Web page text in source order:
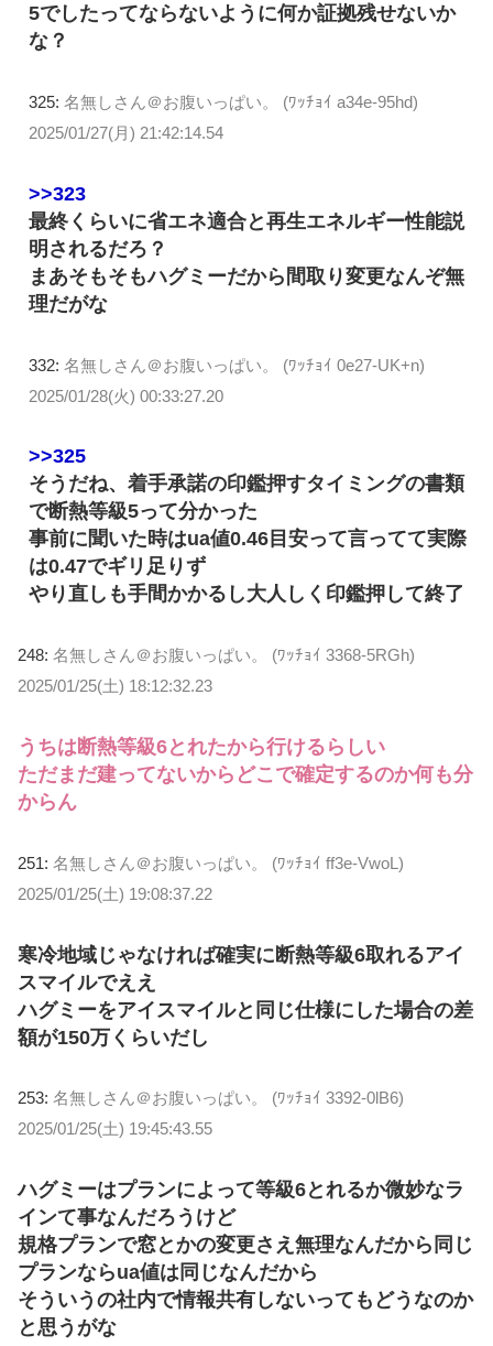
5でしたってならないように何か証拠残せないか
な？
325: 名無しさん＠お腹いっぱい。 (ﾜｯﾁｮｲ a34e-95hd)
2025/01/27(月) 21:42:14.54
>>323
最終くらいに省エネ適合と再生エネルギー性能説
明されるだろ？
まあそもそもハグミーだから間取り変更なんぞ無
理だがな
332: 名無しさん＠お腹いっぱい。 (ﾜｯﾁｮｲ 0e27-UK+n)
2025/01/28(火) 00:33:27.20
>>325
そうだね、着手承諾の印鑑押すタイミングの書類
で断熱等級5って分かった
事前に聞いた時はua値0.46目安って言ってて実際
は0.47でギリ足りず
やり直しも手間かかるし大人しく印鑑押して終了
248: 名無しさん＠お腹いっぱい。 (ﾜｯﾁｮｲ 3368-5RGh)
2025/01/25(土) 18:12:32.23
うちは断熱等級6とれたから行けるらしい
ただまだ建ってないからどこで確定するのか何も分
からん
251: 名無しさん＠お腹いっぱい。 (ﾜｯﾁｮｲ ff3e-VwoL)
2025/01/25(土) 19:08:37.22
寒冷地域じゃなければ確実に断熱等級6取れるアイ
スマイルでええ
ハグミーをアイスマイルと同じ仕様にした場合の差
額が150万くらいだし
253: 名無しさん＠お腹いっぱい。 (ﾜｯﾁｮｲ 3392-0lB6)
2025/01/25(土) 19:45:43.55
ハグミーはプランによって等級6とれるか微妙なラ
インて事なんだろうけど
規格プランで窓とかの変更さえ無理なんだから同じ
プランならua値は同じなんだから
そういうの社内で情報共有しないってもどうなのか
と思うがな